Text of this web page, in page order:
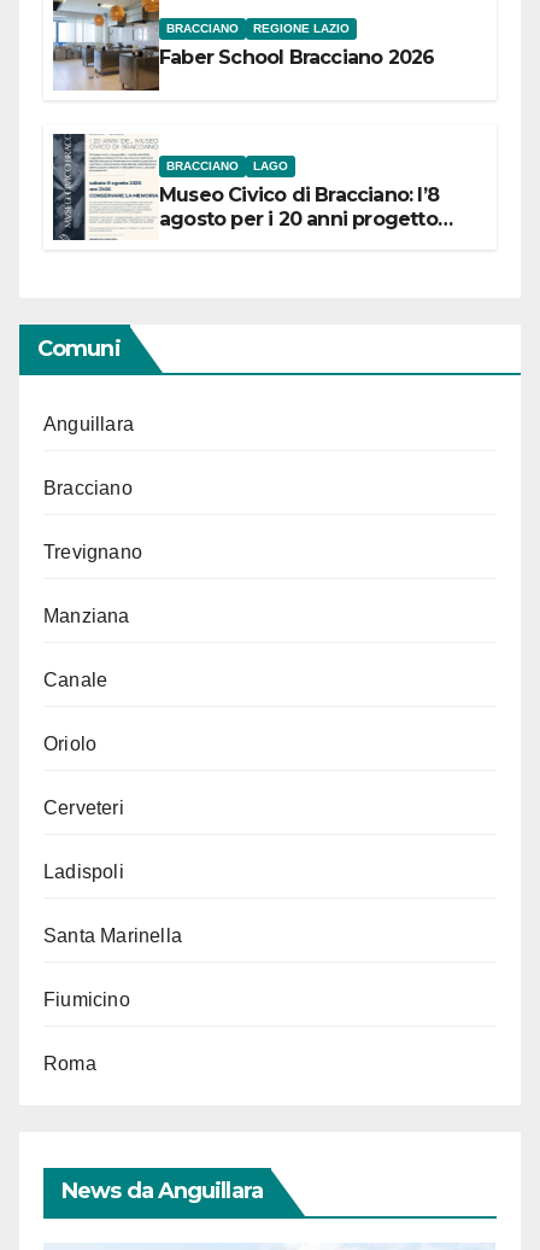
BRACCIANO REGIONE LAZIO
Faber School Bracciano 2026
BRACCIANO LAGO
Museo Civico di Bracciano: l’8
agosto per i 20 anni progetto
Comuni
Anguillara
Bracciano
Trevignano
Manziana
Canale
Oriolo
Cerveteri
Ladispoli
Santa Marinella
Fiumicino
Roma
News da Anguillara